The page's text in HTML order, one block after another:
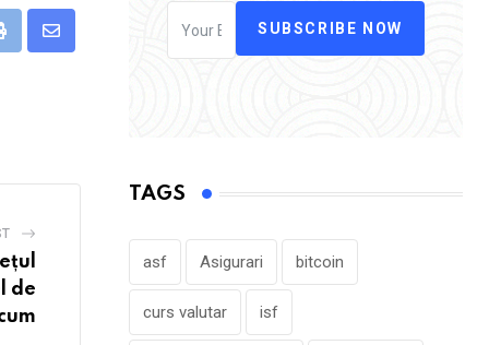
Share
de
SUBSCRIBE NOW
TAGS
asf Asigurari bitcoin
curs valutar isf